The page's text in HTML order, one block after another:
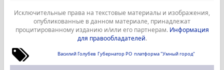
Исключительные права на текстовые материалы и изображения,
опубликованные в данном материале, принадлежат
процитированному изданию и/или его партнерам. Информация
для правообладателей.
Василий Голубев Губернатор РО платформа "Умный город"